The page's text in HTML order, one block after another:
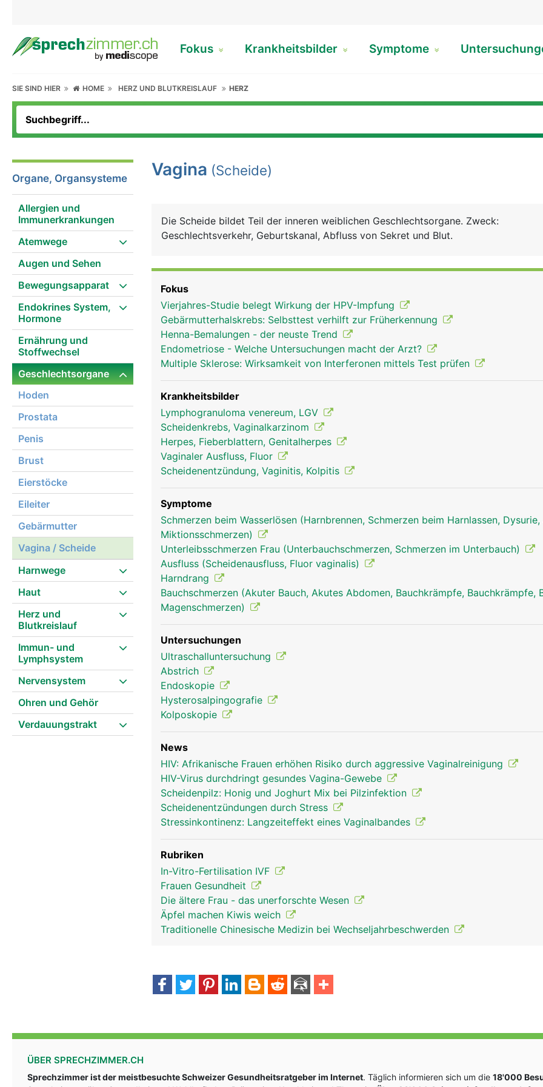
Fokus Krankheitsbilder Symptome
SIE SIND HIER HOME HERZ UND BLUTKREISLAUF HERZ
Organe, Organsysteme
Allergien und
Immunerkrankungen
Atemwege
Augen und Sehen
Bewegungsapparat
Endokrines System,
Hormone
Ernährung und
Stoffwechsel
Geschlechtsorgane
Hoden
Prostata
Penis
Brust
Eierstöcke
Eileiter
Gebärmutter
Vagina / Scheide
Harnwege
Haut
Herz und
Blutkreislauf
Immun- und
Lymphsystem
Nervensystem
Ohren und Gehör
Verdauungstrakt
Vagina (Scheide)
Die Scheide bildet Teil der inneren weiblichen Geschlechtsorgane. Zweck:
Geschlechtsverkehr, Geburtskanal, Abfluss von Sekret und Blut.
Fokus
Vierjahres-Studie belegt Wirkung der HPV-Impfung
Gebärmutterhalskrebs: Selbsttest verhilft zur Früherkennung
Henna-Bemalungen - der neuste Trend
Endometriose - Welche Untersuchungen macht der Arzt?
Multiple Sklerose: Wirksamkeit von Interferonen mittels Test prüfen
Krankheitsbilder
Lymphogranuloma venereum, LGV
Scheidenkrebs, Vaginalkarzinom
Herpes, Fieberblattern, Genitalherpes
Vaginaler Ausfluss, Fluor
Scheidenentzündung, Vaginitis, Kolpitis
Symptome
Schmerzen beim Wasserlösen (Harnbrennen, Schmerzen beim Harnlassen,
Miktionsschmerzen)
Unterleibsschmerzen Frau (Unterbauchschmerzen, Schmerzen im Unterbauch)
Ausfluss (Scheidenausfluss, Fluor vaginalis)
Harndrang
Bauchschmerzen (Akuter Bauch, Akutes Abdomen, Bauchkrämpfe, Bauchkrämpfe,
Magenschmerzen)
Untersuchungen
Ultraschalluntersuchung
Abstrich
Endoskopie
Hysterosalpingografie
Kolposkopie
News
HIV: Afrikanische Frauen erhöhen Risiko durch aggressive Vaginalreinigung
HIV-Virus durchdringt gesundes Vagina-Gewebe
Scheidenpilz: Honig und Joghurt Mix bei Pilzinfektion
Scheidenentzündungen durch Stress
Stressinkontinenz: Langzeiteffekt eines Vaginalbandes
Rubriken
In-Vitro-Fertilisation IVF
Frauen Gesundheit
Die ältere Frau - das unerforschte Wesen
Äpfel machen Kiwis weich
Traditionelle Chinesische Medizin bei Wechseljahrbeschwerden
ÜBER SPRECHZIMMER.CH
Sprechzimmer ist der meistbesuchte Schweizer Gesundheitsratgeber im Internet. Täglich informieren sich um die 18'000